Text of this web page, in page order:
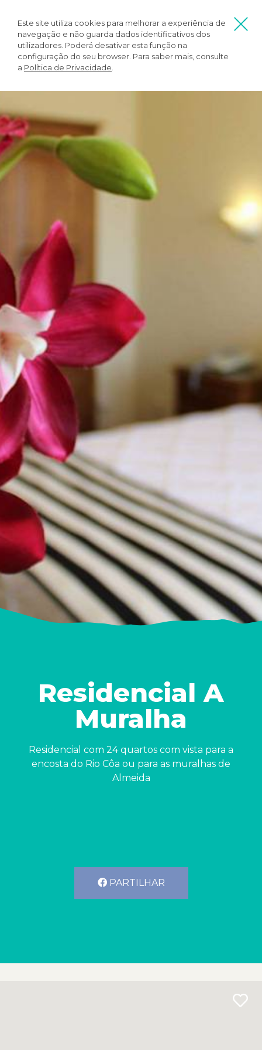
Este site utiliza cookies para melhorar a experiência de
navegação e não guarda dados identificativos dos
utilizadores. Poderá desativar esta função na
configuração do seu browser. Para saber mais, consulte
a Política de Privacidade
Residencial A
Muralha
Residencial com 24 quartos com vista para a
encosta do Rio Côa ou para as muralhas de
Almeida
PARTILHAR